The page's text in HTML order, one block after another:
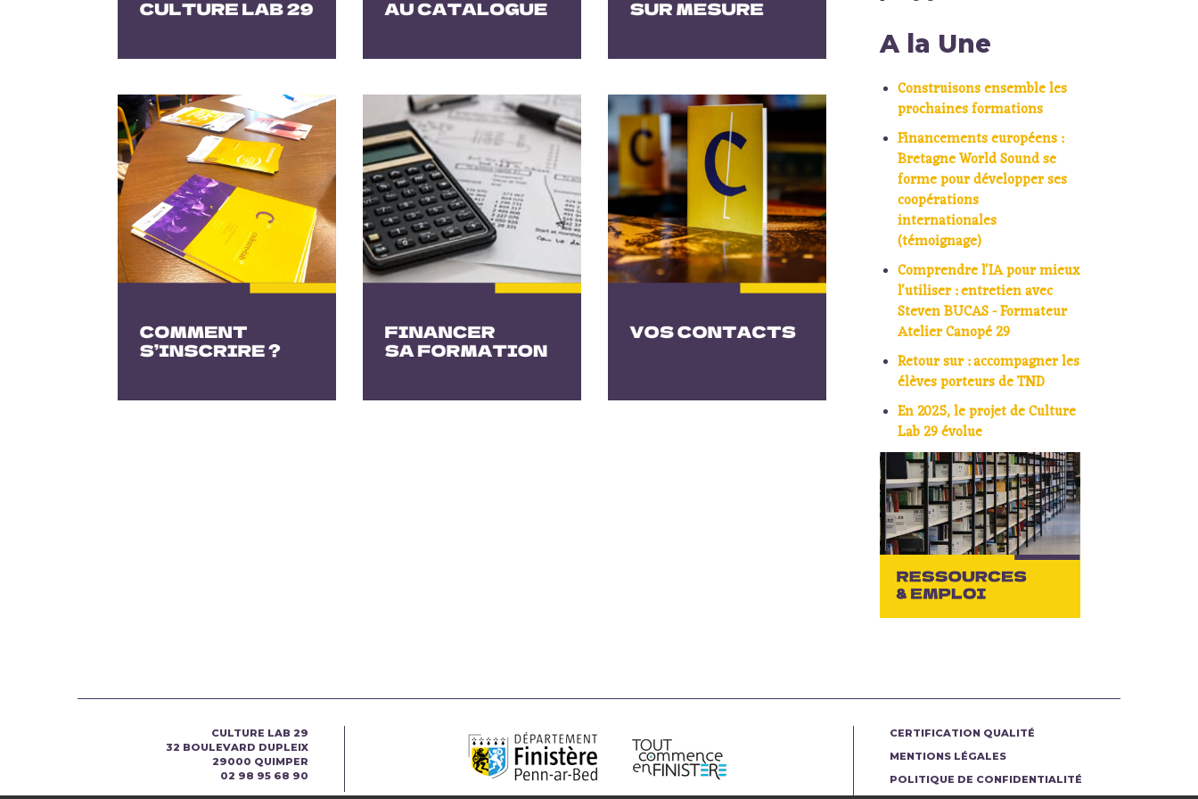
LE CHAMP COMMUN
Explorer les musiques des
Balkans pour enrichir sa
pratique pédagogique
DU 08/10/2026 AU 09/10/2026/
THÉÂTRE MUNICIPAL QUAI DES
RÊVES - ESPACE DUNCAN
Évaluer dans les situations
collectives d'apprentissage
DU 12/10/2026 AU 13/10/2026 / LE
PATIO
Voir toutes les
formations
A la Une
Construisons ensemble les
prochaines formations
Financements européens :
Bretagne World Sound se
forme pour développer ses
coopérations
internationales
(témoignage)
Comprendre l'IA pour mieux
l'utiliser : entretien avec
Steven BUCAS - Formateur
Atelier Canopé 29
Retour sur : accompagner les
élèves porteurs de TND
En 2025, le projet de Culture
Lab 29 évolue
CULTURE LAB 29
32 BOULEVARD DUPLEIX
29000 QUIMPER
02 98 95 68 90
CERTIFICATION QUALITÉ
MENTIONS LÉGALES
POLITIQUE DE CONFIDENTIALITÉ